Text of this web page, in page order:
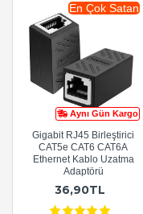
Aynı Gün Kargo
En Çok Satan
Gigabit RJ45 Birleştirici
CAT5e CAT6 CAT6A
Ethernet Kablo Uzatma
Adaptörü
36,90TL